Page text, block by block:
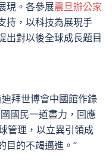
現。各參展震旦辦公家
持，以科技為展現手
出對以後全球成長題目
拜世博會中國館作錄
國民一道盡力，回應
管理，以立異引領成
目的不竭邁進。”